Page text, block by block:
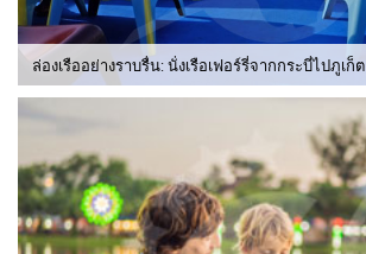
ล่องเรืออย่างราบรื่น: นั่งเรือเฟอร์รี่จากกระบี่ไปภูเก็ต